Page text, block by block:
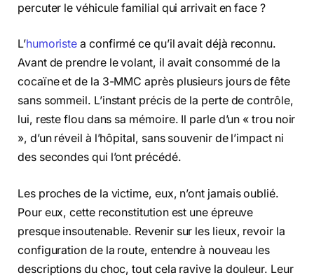
percuter le véhicule familial qui arrivait en face ?
L’humoriste a confirmé ce qu’il avait déjà reconnu.
Avant de prendre le volant, il avait consommé de la
cocaïne et de la 3-MMC après plusieurs jours de fête
sans sommeil. L’instant précis de la perte de contrôle,
lui, reste flou dans sa mémoire. Il parle d’un « trou noir
», d’un réveil à l’hôpital, sans souvenir de l’impact ni
des secondes qui l’ont précédé.
Les proches de la victime, eux, n’ont jamais oublié.
Pour eux, cette reconstitution est une épreuve
presque insoutenable. Revenir sur les lieux, revoir la
configuration de la route, entendre à nouveau les
descriptions du choc, tout cela ravive la douleur. Leur